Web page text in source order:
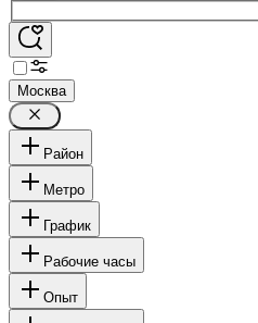
Москва
Район
Метро
График
Рабочие часы
Опыт